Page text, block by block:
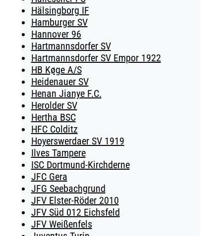
Hälsingborg IF
Hamburger SV
Hannover 96
Hartmannsdorfer SV
Hartmannsdorfer SV Empor 1922
HB Køge A/S
Heidenauer SV
Henan Jianye F.C.
Herolder SV
Hertha BSC
HFC Colditz
Hoyerswerdaer SV 1919
Ilves Tampere
ISC Dortmund-Kirchderne
JFC Gera
JFG Seebachgrund
JFV Elster-Röder 2010
JFV Süd 012 Eichsfeld
JFV Weißenfels